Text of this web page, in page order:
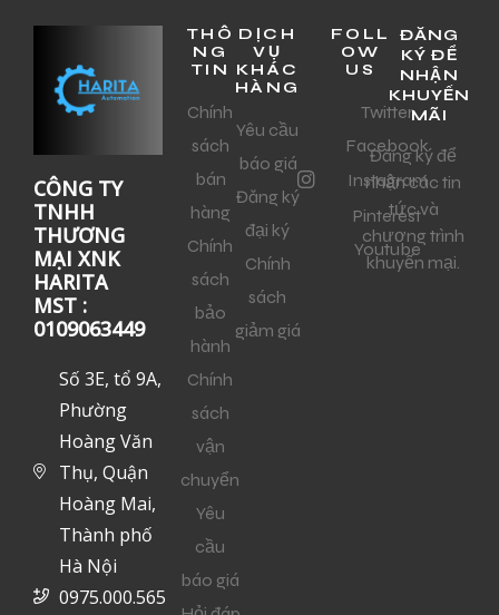
CÔNG TY
TNHH
THƯƠNG
MẠI XNK
HARITA
MST :
0109063449
Số 3E, tổ 9A,
Phường
Hoàng Văn
Thụ, Quận
Hoàng Mai,
Thành phố
Hà Nội
0975.000.565
THÔ
NG
TIN
Chính
sách
bán
hàng
Chính
sách
bảo
hành
Chính
sách
vận
chuyển
Yêu
cầu
báo giá
DỊCH
VỤ
KHÁC
HÀNG
Yêu cầu
báo giá
Đăng ký
đại ký
Chính
sách
giảm giá
FOLL
OW
US
Twitter
Facebook
Instagram
Pinterest
Youtube
ĐĂNG
KÝ ĐỂ
NHẬN
KHUYẾN
MÃI
Đăng ký để
nhận các tin
tức và
chương trình
khuyến mại.